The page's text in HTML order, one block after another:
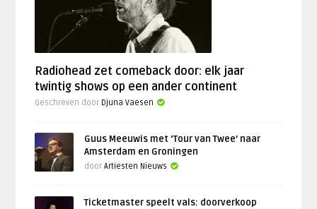
Radiohead zet comeback door: elk jaar
twintig shows op een ander continent
Geschreven door Djuna Vaesen
Guus Meeuwis met ‘Tour van Twee’ naar
Amsterdam en Groningen
doorArtiesten Nieuws
Ticketmaster speelt vals: doorverkoop